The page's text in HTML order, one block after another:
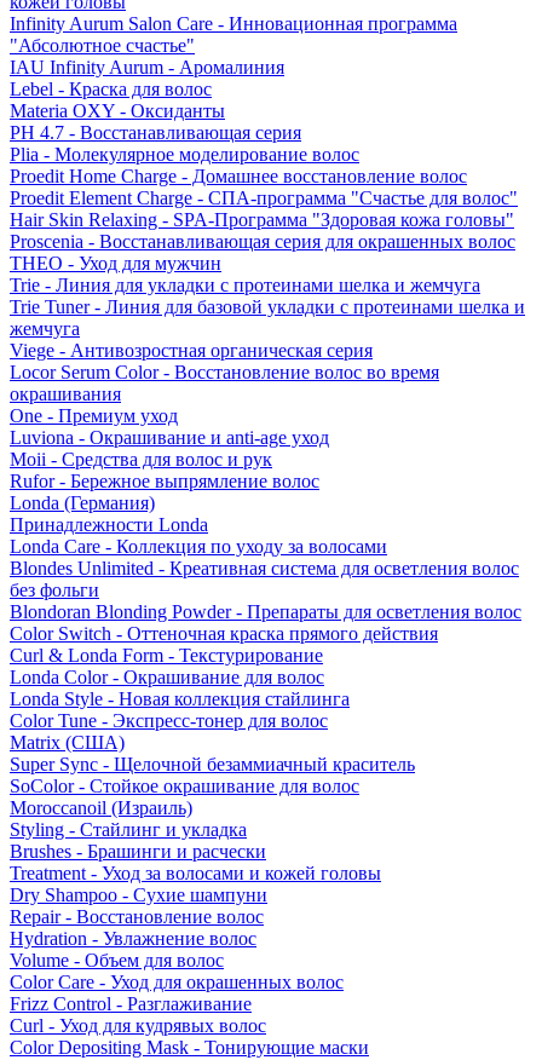
Infinity Aurum Salon Care - Инновационная программа
"Абсолютное счастье"
IAU Infinity Aurum - Аромалиния
Lebel - Краска для волос
Materia OXY - Оксиданты
PH 4.7 - Восстанавливающая серия
Plia - Молекулярное моделирование волос
Proedit Home Charge - Домашнее восстановление волос
Proedit Element Charge - СПА-программа "Счастье для волос"
Hair Skin Relaxing - SPA-Программа "Здоровая кожа головы"
Proscenia - Восстанавливающая серия для окрашенных волос
THEO - Уход для мужчин
Trie - Линия для укладки с протеинами шелка и жемчуга
Trie Tuner - Линия для базовой укладки с протеинами шелка и
жемчуга
Viege - Антивозростная органическая серия
Locor Serum Color - Восстановление волос во время
окрашивания
One - Премиум уход
Luviona - Окрашивание и anti-age уход
Moii - Средства для волос и рук
Rufor - Бережное выпрямление волос
Londa (Германия)
Принадлежности Londa
Londa Care - Коллекция по уходу за волосами
Blondes Unlimited - Креативная система для осветления волос
без фольги
Blondoran Blonding Powder - Препараты для осветления волос
Color Switch - Оттеночная краска прямого действия
Curl & Londa Form - Текстурирование
Londa Color - Окрашивание для волос
Londa Style - Новая коллекция стайлинга
Color Tune - Экспресс-тонер для волос
Matrix (США)
Super Sync - Щелочной безаммиачный краситель
SoColor - Стойкое окрашивание для волос
Moroccanoil (Израиль)
Styling - Стайлинг и укладка
Brushes - Брашинги и расчески
Treatment - Уход за волосами и кожей головы
Dry Shampoo - Сухие шампуни
Repair - Восстановление волос
Hydration - Увлажнение волос
Volume - Объем для волос
Color Care - Уход для окрашенных волос
Frizz Control - Разглаживание
Curl - Уход для кудрявых волос
Color Depositing Mask - Тонирующие маски